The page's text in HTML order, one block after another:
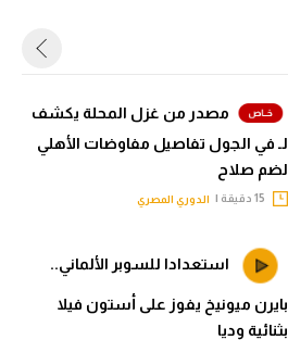
مصدر من غزل المحلة يكشف
لـ في الجول تفاصيل مفاوضات الأهلي
لضم صلاح
الدوري المصري
استعدادا للسوبر الألماني..
بايرن ميونيخ يفوز على أستون فيلا
بثنائية وديا